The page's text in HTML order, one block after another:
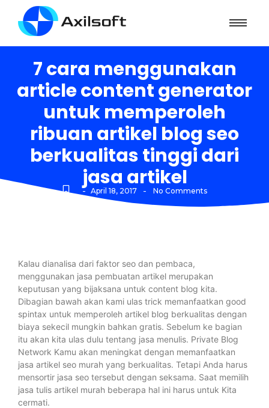
7 cara menggunakan
article content generator
untuk memperoleh
ribuan artikel blog seo
berkualitas tinggi dari
jasa artikel
- April 18, 2017 - No Comments
Kalau dianalisa dari faktor seo dan pembaca,
menggunakan jasa pembuatan artikel merupakan
keputusan yang bijaksana untuk content blog kita.
Dibagian bawah akan kami ulas trick memanfaatkan good
spintax untuk memperoleh artikel blog berkualitas dengan
biaya sekecil mungkin bahkan gratis. Sebelum ke bagian
itu akan kita ulas dulu tentang jasa menulis. Private Blog
Network Kamu akan meningkat dengan memanfaatkan
jasa artikel seo murah yang berkualitas. Tetapi Anda harus
mensortir jasa seo tersebut dengan seksama. Saat memilih
jasa tulis artikel murah beberapa hal ini harus untuk Kita
cermati.